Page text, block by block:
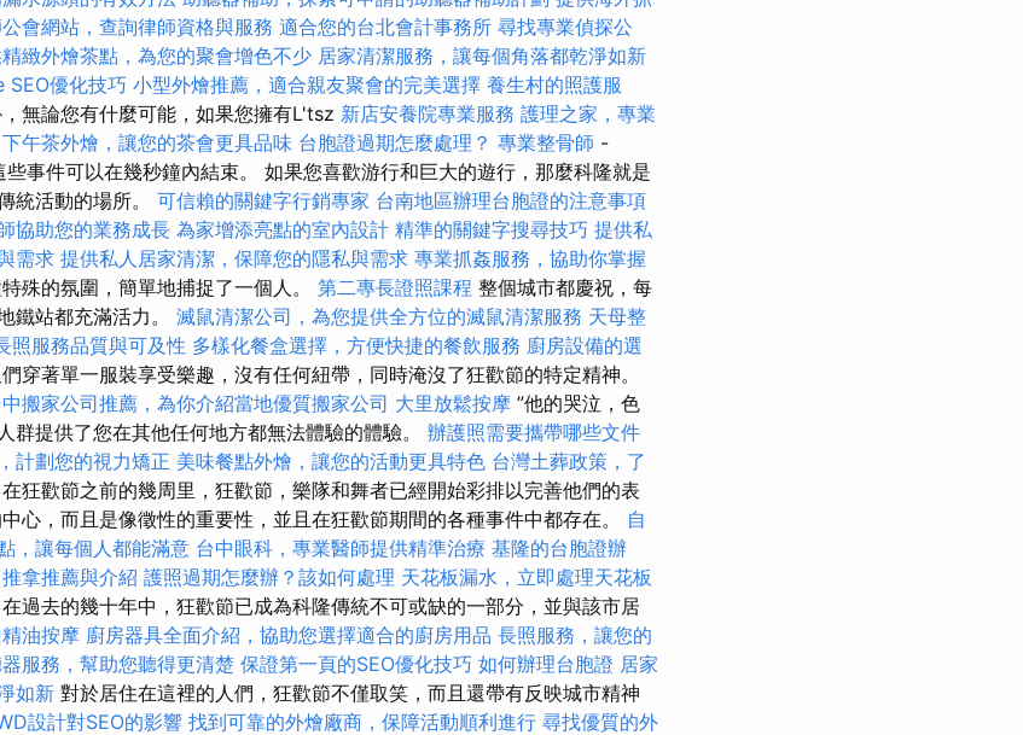
會網站，查詢律師資格與服務 適合您的台北會計事務所 尋找專業偵探公
緻外燴茶點，為您的聚會增色不少 居家清潔服務，讓每個角落都乾淨如新
SEO優化技巧 小型外燴推薦，適合親友聚會的完美選擇 養生村的照護服
，無論您有什麼可能，如果您擁有L'tsz 新店安養院專業服務 護理之家，專業
下午茶外燴，讓您的茶會更具品味 台胞證過期怎麼處理？ 專業整骨師 -
事件可以在幾秒鐘內結束。 如果您喜歡游行和巨大的遊行，那麼科隆就是
統活動的場所。 可信賴的關鍵字行銷專家 台南地區辦理台胞證的注意事項
協助您的業務成長 為家增添亮點的室內設計 精準的關鍵字搜尋技巧 提供私
需求 提供私人居家清潔，保障您的隱私與需求 專業抓姦服務，協助你掌握
殊的氛圍，簡單地捕捉了一個人。 第二專長證照課程 整個城市都慶祝，每
鐵站都充滿活力。 滅鼠清潔公司，為您提供全方位的滅鼠清潔服務 天母整
照服務品質與可及性 多樣化餐盒選擇，方便快捷的餐飲服務 廚房設備的選
們穿著單一服裝享受樂趣，沒有任何紐帶，同時淹沒了狂歡節的特定精神。
搬家公司推薦，為你介紹當地優質搬家公司 大里放鬆按摩 ”他的哭泣，色
群提供了您在其他任何地方都無法體驗的體驗。 辦護照需要攜帶哪些文件
計劃您的視力矯正 美味餐點外燴，讓您的活動更具特色 台灣土葬政策，了
在狂歡節之前的幾周里，狂歡節，樂隊和舞者已經開始彩排以完善他們的表
心，而且是像徵性的重要性，並且在狂歡節期間的各種事件中都存在。 自
，讓每個人都能滿意 台中眼科，專業醫師提供精準治療 基隆的台胞證辦
推拿推薦與介紹 護照過期怎麼辦？該如何處理 天花板漏水，立即處理天花板
在過去的幾十年中，狂歡節已成為科隆傳統不可或缺的一部分，並與該市居
油按摩 廚房器具全面介紹，協助您選擇適合的廚房用品 長照服務，讓您的
服務，幫助您聽得更清楚 保證第一頁的SEO優化技巧 如何辦理台胞證 居家
如新 對於居住在這裡的人們，狂歡節不僅取笑，而且還帶有反映城市精神
設計對SEO的影響 找到可靠的外燴廠商，保障活動順利進行 尋找優質的外